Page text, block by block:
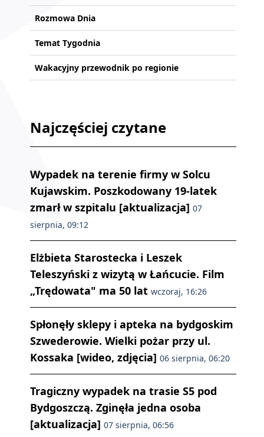
Rozmowa Dnia
Temat Tygodnia
Wakacyjny przewodnik po regionie
Najczęściej czytane
Wypadek na terenie firmy w Solcu
Kujawskim. Poszkodowany 19-latek
zmarł w szpitalu [aktualizacja] 07
sierpnia, 09:12
Elżbieta Starostecka i Leszek
Teleszyński z wizytą w Łańcucie. Film
„Trędowata" ma 50 lat wczoraj, 16:26
Spłonęły sklepy i apteka na bydgoskim
Szwederowie. Wielki pożar przy ul.
Kossaka [wideo, zdjęcia] 06 sierpnia, 06:20
Tragiczny wypadek na trasie S5 pod
Bydgoszczą. Zginęła jedna osoba
[aktualizacja] 07 sierpnia, 06:56